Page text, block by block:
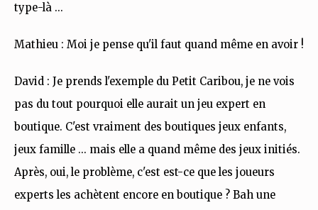
type-là ...
Mathieu : Moi je pense qu'il faut quand même en avoir !
David : Je prends l'exemple du Petit Caribou, je ne vois
pas du tout pourquoi elle aurait un jeu expert en
boutique. C'est vraiment des boutiques jeux enfants,
jeux famille ... mais elle a quand même des jeux initiés.
Après, oui, le problème, c'est est-ce que les joueurs
experts les achètent encore en boutique ? Bah une